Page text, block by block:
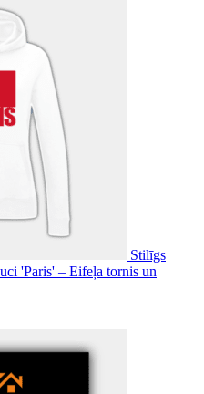
Stilīgs
'Paris' – Eifeļa tornis un